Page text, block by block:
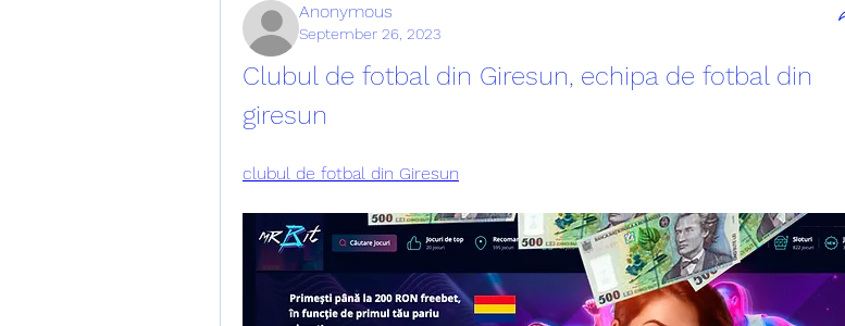
Anonymous
September 26, 2023
Clubul de fotbal din Giresun, echipa de fotbal din
giresun
clubul de fotbal din Giresun